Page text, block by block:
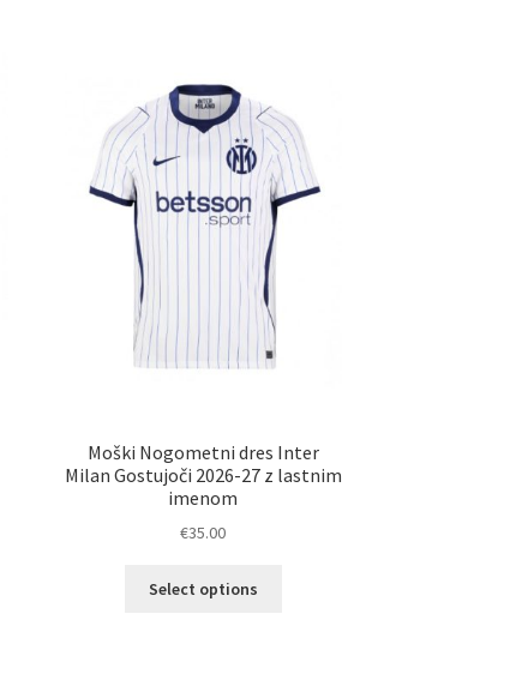
izberete
na
strani
izdelka
Moški Nogometni dres Inter
Milan Gostujoči 2026-27 z lastnim
imenom
€35.00
Select options